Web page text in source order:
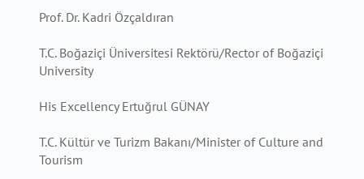
Prof. Dr. Kadri Özçaldıran
T.C. Boğaziçi Üniversitesi Rektörü/Rector of Boğaziçi
University
His Excellency Ertuğrul GÜNAY
T.C. Kültür ve Turizm Bakanı/Minister of Culture and
Tourism